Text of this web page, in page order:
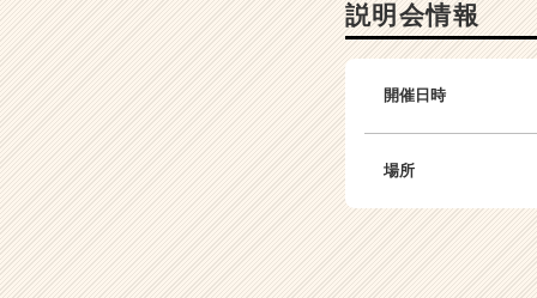
説明会情報
開催日時
場所